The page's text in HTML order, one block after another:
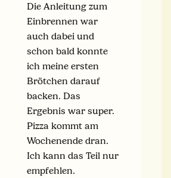
Die Anleitung zum
Einbrennen war
auch dabei und
schon bald konnte
ich meine ersten
Brötchen darauf
backen. Das
Ergebnis war super.
Pizza kommt am
Wochenende dran.
Ich kann das Teil nur
empfehlen.